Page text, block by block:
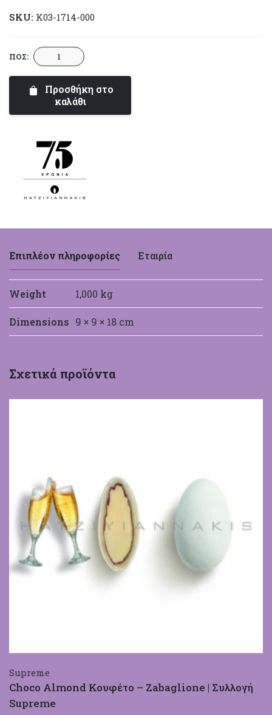
SKU: K03-1714-000
ΠΟΣ: Choco
Almond
Κουφέτο
–
Καραμέλα
Συλλογή
Supreme
ποσότητα
Προσθήκη στο
καλάθι
Επιπλέον πληροφορίες Εταιρία
Weight 1,000 kg
Dimensions 9 × 9 × 18 cm
Σχετικά προϊόντα
Supreme
Choco Almond Κουφέτο – Zabaglione | Συλλογή
Supreme